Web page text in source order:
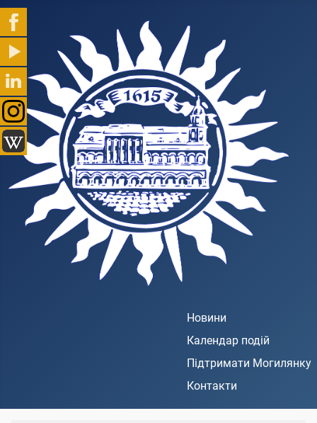
Новини
Календар подій
Підтримати Могилянку
Контакти